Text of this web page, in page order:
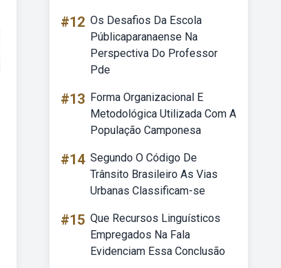
#12 Os Desafios Da Escola
Públicaparanaense Na
Perspectiva Do Professor
Pde
#13 Forma Organizacional E
Metodológica Utilizada Com A
População Camponesa
#14 Segundo O Código De
Trânsito Brasileiro As Vias
Urbanas Classificam-se
#15 Que Recursos Linguísticos
Empregados Na Fala
Evidenciam Essa Conclusão